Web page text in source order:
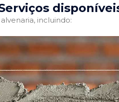
incluindo: